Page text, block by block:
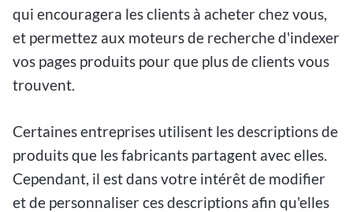
qui encouragera les clients à acheter chez vous,
et permettez aux moteurs de recherche d'indexer
vos pages produits pour que plus de clients vous
trouvent.
Certaines entreprises utilisent les descriptions de
produits que les fabricants partagent avec elles.
Cependant, il est dans votre intérêt de modifier
et de personnaliser ces descriptions afin qu'elles